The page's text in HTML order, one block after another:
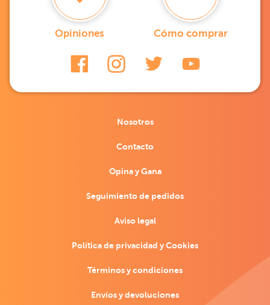
Opiniones Cómo comprar
Nosotros
Contacto
Opina y Gana
Seguimiento de pedidos
Aviso legal
Política de privacidad y Cookies
Términos y condiciones
Envíos y devoluciones